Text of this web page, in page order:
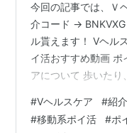
今回の記事では、Ｖ
介コード →
ル貰えます！ Vヘル
イ活おすすめ動画 ポ
アについて 歩いたり
Ｖポイントになりま
ントにするまでに2
#Vヘルスケア #紹
#移動系ポイ活 #ポ